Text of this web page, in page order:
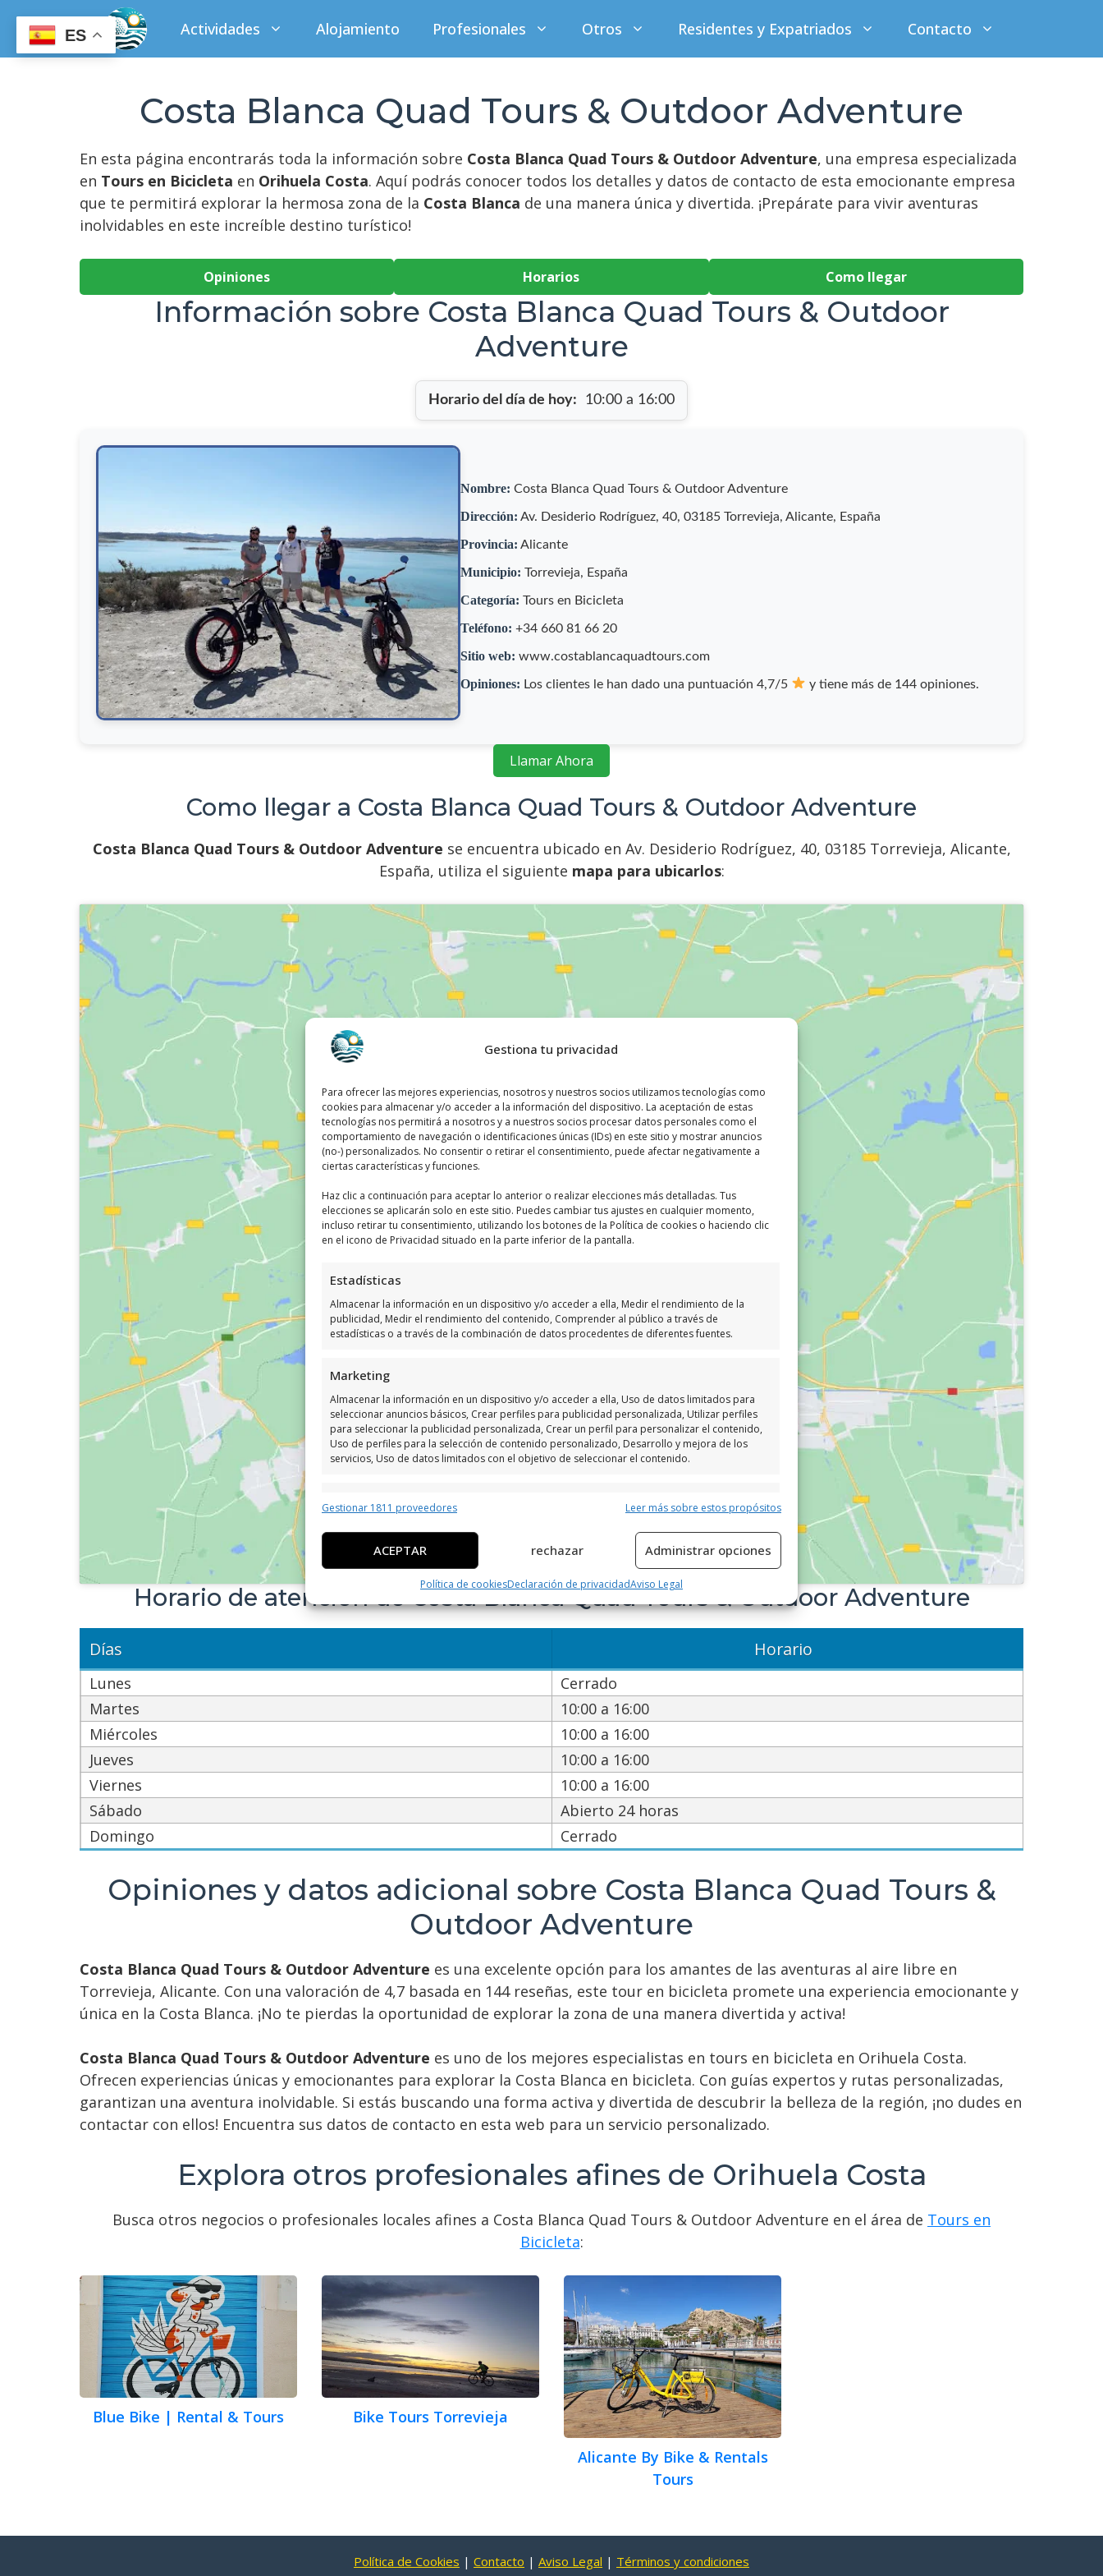
Gestiona tu privacidad
Para ofrecer las mejores experiencias, nosotros y nuestros socios utilizamos tecnologías como
cookies para almacenar y/o acceder a la información del dispositivo. La aceptación de estas
tecnologías nos permitirá a nosotros y a nuestros socios procesar datos personales como el
comportamiento de navegación o identificaciones únicas (IDs) en este sitio y mostrar anuncios
(no-) personalizados. No consentir o retirar el consentimiento, puede afectar negativamente a
ciertas características y funciones.
Haz clic a continuación para aceptar lo anterior o realizar elecciones más detalladas. Tus
elecciones se aplicarán solo en este sitio. Puedes cambiar tus ajustes en cualquier momento,
incluso retirar tu consentimiento, utilizando los botones de la Política de cookies o haciendo clic
en el icono de Privacidad situado en la parte inferior de la pantalla.
Estadísticas
Almacenar la información en un dispositivo y/o acceder a ella, Medir el rendimiento de la
publicidad, Medir el rendimiento del contenido, Comprender al público a través de
estadísticas o a través de la combinación de datos procedentes de diferentes fuentes.
Marketing
Almacenar la información en un dispositivo y/o acceder a ella, Uso de datos limitados para
seleccionar anuncios básicos, Crear perfiles para publicidad personalizada, Utilizar perfiles
para seleccionar la publicidad personalizada, Crear un perfil para personalizar el contenido,
Uso de perfiles para la selección de contenido personalizado, Desarrollo y mejora de los
servicios, Uso de datos limitados con el objetivo de seleccionar el contenido.
Vincular diferentes dispositivos, Identificación de dispositivos en función de la
información transmitida de forma automática.
Utilizar datos de localización geográfica precisa, Identificar los
dispositivos en función de la información solicitada activamente.
fallos, Ofrecer y presentar publicidad y contenido, Guardar y
comunicar las preferencias de privacidad.
Siempre activo
Gestionar 1811 proveedores Leer más sobre estos propósitos
ACEPTAR rechazar Administrar opciones
Política de cookiesDeclaración de privacidadAviso Legal
contenido
Actividades Alojamiento Profesionales Otros Residentes y Expatriados Contacto
Costa Blanca Quad Tours & Outdoor Adventure
En esta página encontrarás toda la información sobre Costa Blanca Quad Tours & Outdoor Adventure, una empresa especializada
en Tours en Bicicleta en Orihuela Costa. Aquí podrás conocer todos los detalles y datos de contacto de esta emocionante empresa
que te permitirá explorar la hermosa zona de la Costa Blanca de una manera única y divertida. ¡Prepárate para vivir aventuras
inolvidables en este increíble destino turístico!
Opiniones Horarios Como llegar
Información sobre Costa Blanca Quad Tours & Outdoor
Adventure
Horario del día de hoy: 10:00 a 16:00
Nombre: Costa Blanca Quad Tours & Outdoor Adventure
Dirección: Av. Desiderio Rodríguez, 40, 03185 Torrevieja, Alicante, España
Provincia: Alicante
Municipio: Torrevieja, España
Categoría: Tours en Bicicleta
Teléfono: +34 660 81 66 20
Sitio web: www.costablancaquadtours.com
Opiniones: Los clientes le han dado una puntuación 4,7/5 y tiene más de 144 opiniones.
Llamar Ahora
Como llegar a Costa Blanca Quad Tours & Outdoor Adventure
Costa Blanca Quad Tours & Outdoor Adventure se encuentra ubicado en Av. Desiderio Rodríguez, 40, 03185 Torrevieja, Alicante,
España, utiliza el siguiente mapa para ubicarlos:
Haz clic para aceptar márketing cookies y
Horario de atención de Costa Blanca Quad Tours & Outdoor Adventure
Días Horario
Lunes
Cerrado
Martes
10:00 a 16:00
Miércoles
10:00 a 16:00
Jueves
10:00 a 16:00
Viernes
10:00 a 16:00
Sábado
Abierto 24 horas
Domingo
Cerrado
Opiniones y datos adicional sobre Costa Blanca Quad Tours &
Outdoor Adventure
Costa Blanca Quad Tours & Outdoor Adventure es una excelente opción para los amantes de las aventuras al aire libre en
Torrevieja, Alicante. Con una valoración de 4,7 basada en 144 reseñas, este tour en bicicleta promete una experiencia emocionante y
única en la Costa Blanca. ¡No te pierdas la oportunidad de explorar la zona de una manera divertida y activa!
Costa Blanca Quad Tours & Outdoor Adventure es uno de los mejores especialistas en tours en bicicleta en Orihuela Costa.
Ofrecen experiencias únicas y emocionantes para explorar la Costa Blanca en bicicleta. Con guías expertos y rutas personalizadas,
garantizan una aventura inolvidable. Si estás buscando una forma activa y divertida de descubrir la belleza de la región, ¡no dudes en
contactar con ellos! Encuentra sus datos de contacto en esta web para un servicio personalizado.
Explora otros profesionales afines de Orihuela Costa
Busca otros negocios o profesionales locales afines a Costa Blanca Quad Tours & Outdoor Adventure en el área de Tours en
Bicicleta:
Blue Bike | Rental & Tours Bike Tours Torrevieja
Alicante By Bike & Rentals
Tours
Política de Cookies | Contacto | Aviso Legal | Términos y condiciones
ES